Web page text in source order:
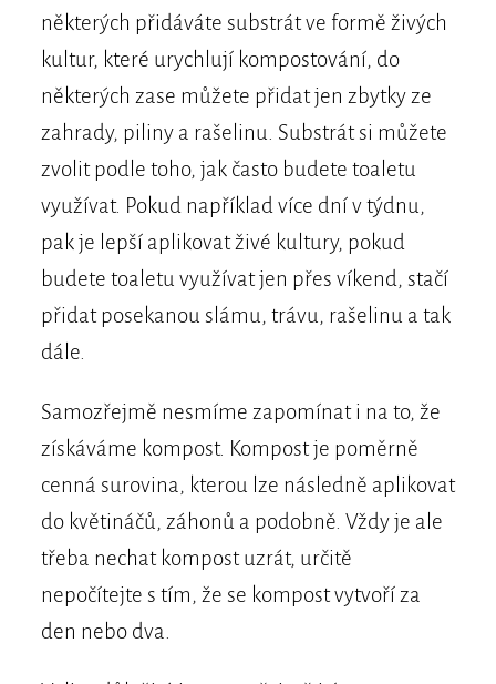
některých přidáváte substrát ve formě živých
kultur, které urychlují kompostování, do
některých zase můžete přidat jen zbytky ze
zahrady, piliny a rašelinu. Substrát si můžete
zvolit podle toho, jak často budete toaletu
využívat. Pokud například více dní v týdnu,
pak je lepší aplikovat živé kultury, pokud
budete toaletu využívat jen přes víkend, stačí
přidat posekanou slámu, trávu, rašelinu a tak
dále.
Samozřejmě nesmíme zapomínat i na to, že
získáváme kompost. Kompost je poměrně
cenná surovina, kterou lze následně aplikovat
do květináčů, záhonů a podobně. Vždy je ale
třeba nechat kompost uzrát, určitě
nepočítejte s tím, že se kompost vytvoří za
den nebo dva.